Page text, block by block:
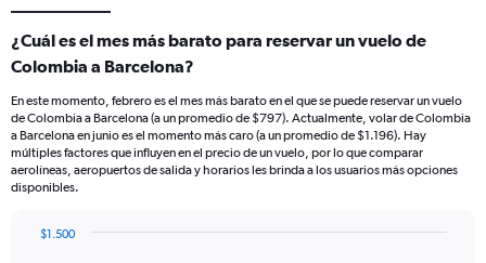
¿Cuál es el mes más barato para reservar un vuelo de
Colombia a Barcelona?
En este momento, febrero es el mes más barato en el que se puede reservar un vuelo
de Colombia a Barcelona (a un promedio de $797). Actualmente, volar de Colombia
a Barcelona en junio es el momento más caro (a un promedio de $1.196). Hay
múltiples factores que influyen en el precio de un vuelo, por lo que comparar
aerolíneas, aeropuertos de salida y horarios les brinda a los usuarios más opciones
disponibles.
$1.500